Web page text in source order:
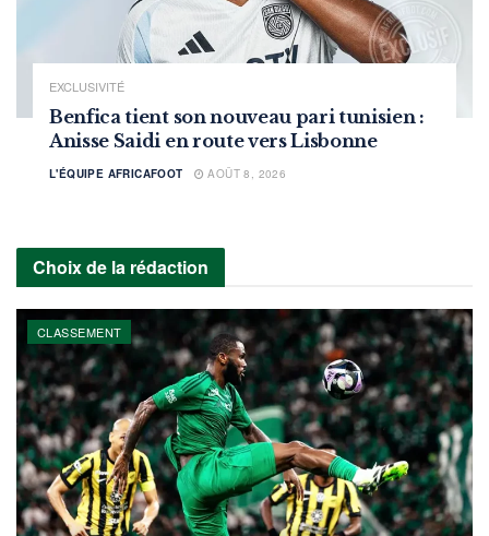
EXCLUSIVITÉ
Benfica tient son nouveau pari tunisien :
Anisse Saidi en route vers Lisbonne
L'ÉQUIPE AFRICAFOOT AOÛT 8, 2026
Choix de la rédaction
CLASSEMENT